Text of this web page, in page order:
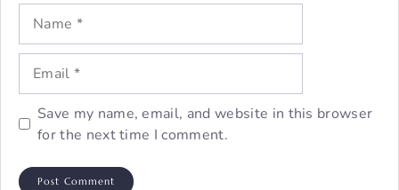
Name
Email
Save my name, email, and website in this browser
for the next time I comment.